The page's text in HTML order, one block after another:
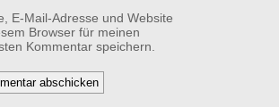
E-Mail-Adresse und Website
Browser für meinen
Kommentar speichern.